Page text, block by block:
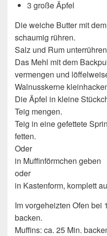
3 große Äpfel
Die weiche Butter mit
schaumig rühren.
Salz und Rum
Das Mehl mit dem
vermengen und
Walnusskerne
Die Äpfel in kleine
Teig mengen.
Teig in eine gefettete
fetten.
Oder
in Muffinförmchen geben
oder
in Kastenform, komplett
Im vorgeheizten Ofen bei
backen.
Muffins: ca. 25 Min.